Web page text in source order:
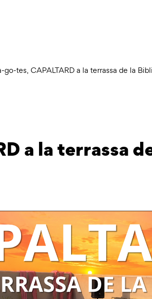
go-tes, CAPALTARD a la terrassa de la
a la terrassa